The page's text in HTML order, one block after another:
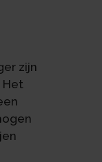
zijn
Het